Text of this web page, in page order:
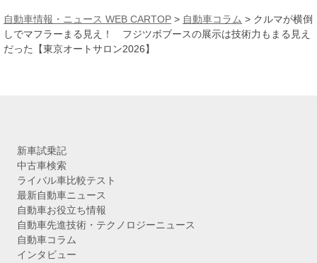
カ
イ
ブ
自動車情報・ニュース WEB CARTOP > 自動車コラム > クルマが横倒
しでマフラーまる見え！ フジツボブースの展示は技術力もまる見え
だった【東京オートサロン2026】
新車試乗記
中古車検索
ライバル車比較テスト
最新自動車ニュース
自動車お役立ち情報
自動車先進技術・テクノロジーニュース
自動車コラム
インタビュー